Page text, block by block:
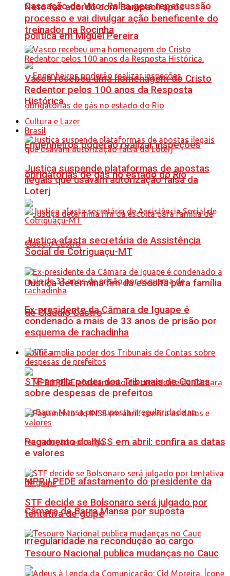
Cassação de Vitor Ralha gera repercussão
política em Miguel Pereira
Engenheiros poderão realizar inspeções
obrigatórias de gás no estado do Rio
Justiça determina fim da escolta para família
de Cláudio Castro
Política
MPRJ PEDE afastamento do presidente da
Câmara de Barra Mansa por suposta
irregularidade na recondução ao cargo
Neto faz acordo com Sampaoli após
processo e vai divulgar ação beneficente do
treinador na Rocinha
Vasco recebeu uma homenagem do Cristo
Redentor pelos 100 anos da Resposta
Histórica.
Cultura e Lazer
Brasil
Justiça suspende plataformas de apostas
ilegais que usavam autorização falsa da
Loterj
Justiça afasta secretária de Assistência
Social de Cotriguaçu-MT
Ex-presidente da Câmara de Iguape é
condenado a mais de 33 anos de prisão por
esquema de rachadinha
STF amplia poder dos Tribunais de Contas
sobre despesas de prefeitos
Pagamento do INSS em abril: confira as datas
e valores
STF decide se Bolsonaro será julgado por
tentativa de golpe
Tesouro Nacional publica mudanças no Cauc